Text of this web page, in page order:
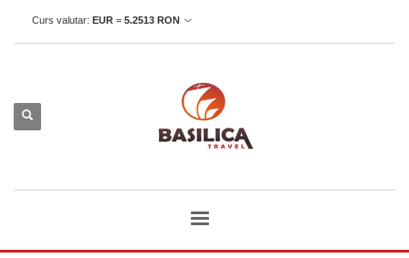
Curs valutar: EUR = 5.2513 RON